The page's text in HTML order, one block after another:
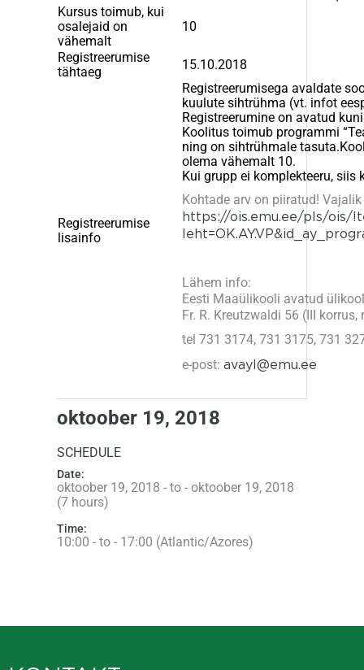
Kursus toimub, kui
osalejaid on
vähemalt
10
Registreerumise
tähtaeg
15.10.2018
Registreerumise
lisainfo
Registreerumisega avaldate
kuulute sihtrühma (vt. infot
Registreerumine on avatud
Koolitus toimub programmi
ning on sihtrühmale
olema vähemalt 10.
Kui grupp ei komplekteeru,
Kohtade arv on piiratud!
https://ois.emu.ee/pls/ois/
Lähem info:
Eesti Maaülikooli avatud ülikool
Fr. R. Kreutzwaldi 56 (III
tel 731 3174, 731 3175, 731
e-post: avayl@emu.ee
oktoober 19, 2018
SCHEDULE
Date:
oktoober 19, 2018 - to - oktoober 19, 2018
(7 hours)
Time:
10:00 - to - 17:00 (Atlantic/Azores)